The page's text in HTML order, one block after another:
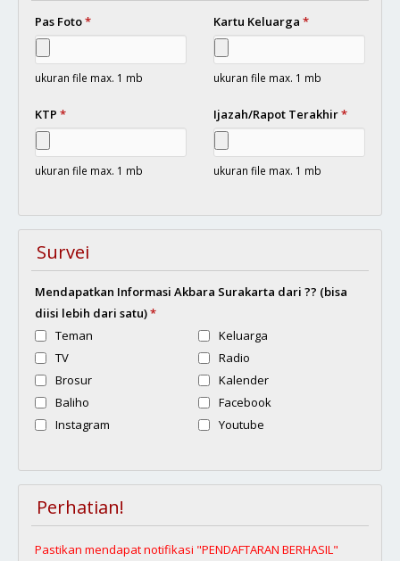
Pas Foto*
ukuran file max. 1 mb
Kartu Keluarga*
ukuran file max. 1 mb
KTP *
ukuran file max. 1 mb
Ijazah/Rapot Terakhir*
ukuran file max. 1 mb
Survei
Mendapatkan Informasi Akbara Surakarta dari ?? (bisa
diisi lebih dari satu)*
Teman
Keluarga
TV
Radio
Brosur
Kalender
Baliho
Facebook
Instagram
Youtube
Perhatian!
Pastikan mendapat notifikasi "PENDAFTARAN BERHASIL"